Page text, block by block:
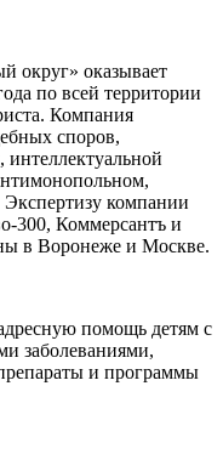
округ» оказывает
по всей территории
Компания
споров,
интеллектуальной
компании
300, Коммерсантъ и
в Воронеже и Москве.
помощь детям с
заболеваниями,
и программы